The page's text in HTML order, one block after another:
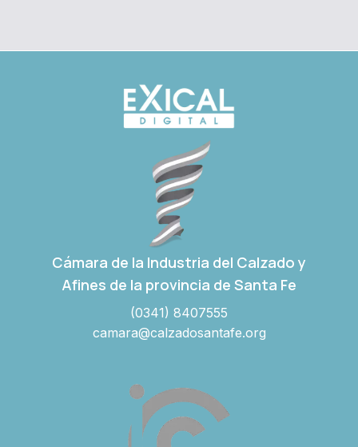
Cámara de la Industria del Calzado y
Afines de la provincia de Santa Fe
(0341) 8407555
camara@calzadosantafe.org